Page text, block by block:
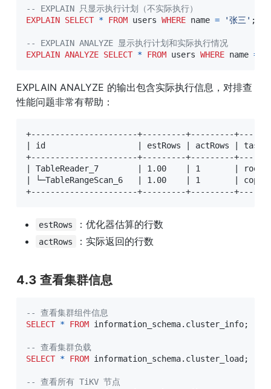
-- EXPLAIN 只显示执行计划（不实际执行）
EXPLAIN SELECT * FROM users WHERE name = '张三' ;
-- EXPLAIN ANALYZE 显示执行计划和实际执行情况
EXPLAIN ANALYZE SELECT * FROM users WHERE name =
EXPLAIN ANALYZE 的输出包含实际执行信息，对排查
性能问题非常有帮助：
+----------------------+---------+---------
| id                   | estRows | actRows |
+----------------------+---------+---------
| TableReader_7        | 1.00    | 1       | root |
| └─TableRangeScan_6   | 1.00    | 1       |
+----------------------+---------+---------
estRows ：优化器估算的行数
actRows ：实际返回的行数
4.3 查看集群信息
-- 查看集群组件信息
SELECT * FROM information_schema. cluster_info;
-- 查看集群负载
SELECT * FROM information_schema. cluster_load;
-- 查看所有 TiKV 节点